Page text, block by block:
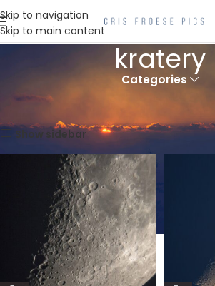
Skip to navigation
Skip to main content
kratery
Categories
Strona główna
Produkty oznaczone
Show sidebar